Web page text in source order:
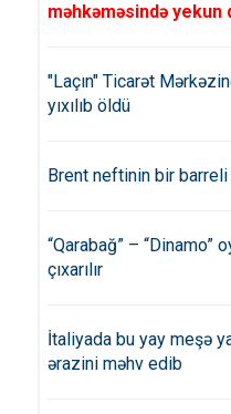
məhkəməsində
"Laçın" Ticarət
yıxılıb öldü
Brent neftinin bir barreli
“Qarabağ” – “Dinamo”
çıxarılır
İtaliyada bu yay meşə
ərazini məhv edib